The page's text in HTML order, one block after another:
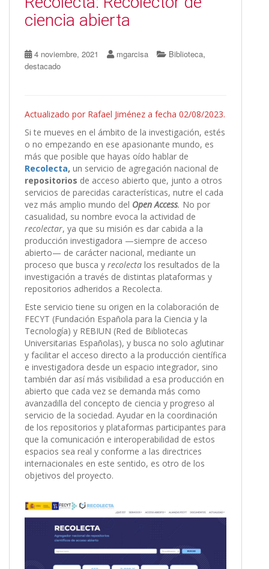
ciencia abierta
4 noviembre, 2021 mgarcisa Biblioteca,
destacado
Actualizado por Rafael Jiménez a fecha 02/08/2023.
Si te mueves en el ámbito de la investigación, estés
o no empezando en ese apasionante mundo, es
más que posible que hayas oído hablar de
Recolecta, un servicio de agregación nacional de
repositorios de acceso abierto que, junto a otros
servicios de parecidas características, nutre el cada
vez más amplio mundo del Open Access. No por
casualidad, su nombre evoca la actividad de
recolectar, ya que su misión es dar cabida a la
producción investigadora —siempre de acceso
abierto— de carácter nacional, mediante un
proceso que busca y recolecta los resultados de la
investigación a través de distintas plataformas y
repositorios adheridos a Recolecta.
Este servicio tiene su origen en la colaboración de
FECYT (Fundación Española para la Ciencia y la
Tecnología) y REBIUN (Red de Bibliotecas
Universitarias Españolas), y busca no solo aglutinar
y facilitar el acceso directo a la producción científica
e investigadora desde un espacio integrador, sino
también dar así más visibilidad a esa producción en
abierto que cada vez se demanda más como
avanzadilla del concepto de ciencia y progreso al
servicio de la sociedad. Ayudar en la coordinación
de los repositorios y plataformas participantes para
que la comunicación e interoperabilidad de estos
espacios sea real y conforme a las directrices
internacionales en este sentido, es otro de los
objetivos del proyecto.